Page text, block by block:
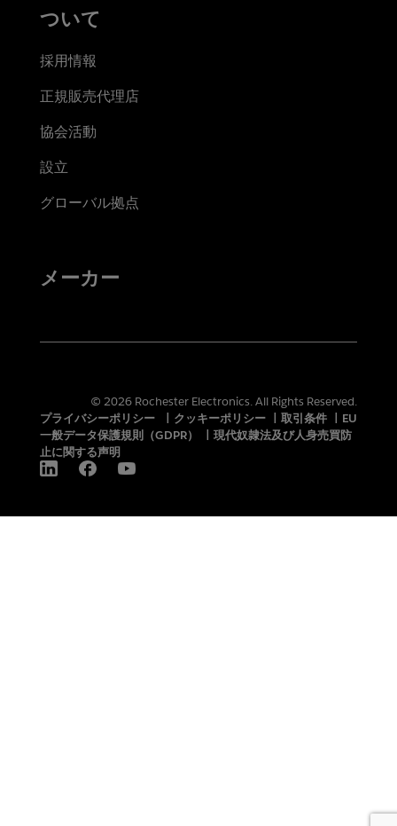
ついて
採用情報
正規販売代理店
協会活動
設立
グローバル拠点
メーカー
© 2026 Rochester Electronics. All Rights Reserved.
プライバシーポリシー
クッキーポリシー 取引条件
EU
一般データ保護規則（GDPR）
現代奴隷法及び人身売買防
止に関する声明